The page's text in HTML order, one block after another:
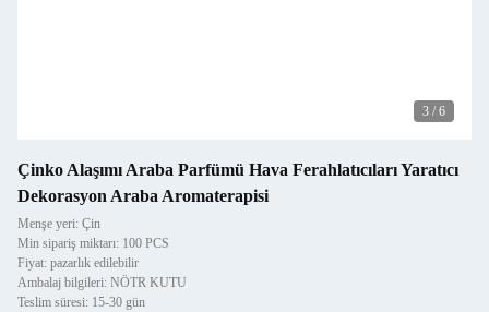
3 / 6
Çinko Alaşımı Araba Parfümü Hava Ferahlatıcıları Yaratıcı
Dekorasyon Araba Aromaterapisi
Menşe yeri: Çin
Min sipariş miktarı: 100 PCS
Fiyat: pazarlık edilebilir
Ambalaj bilgileri: NÖTR KUTU
Teslim süresi: 15-30 gün